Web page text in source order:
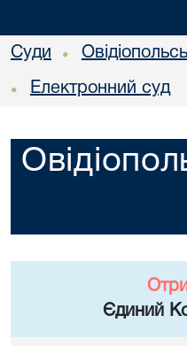
Суди •
• Електронний суд
Єдиний